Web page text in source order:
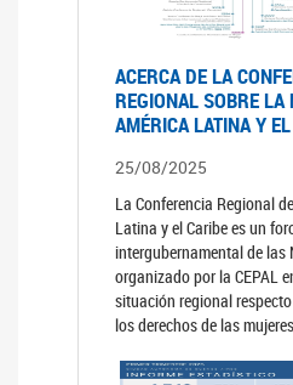
ACERCA DE LA
REGIONAL SOBRE LA
AMÉRICA LATINA Y
25/08/2025
La Conferencia Regional
Latina y el Caribe es un
intergubernamental de las
organizado por la CEPAL
situación regional
los derechos de las mujeres